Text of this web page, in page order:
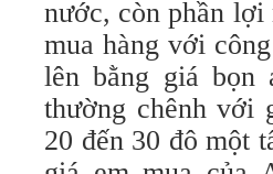
nước, còn phần lợi
mua hàng với
lên bằng giá bọn
thường chênh với
20 đến 30 đô một